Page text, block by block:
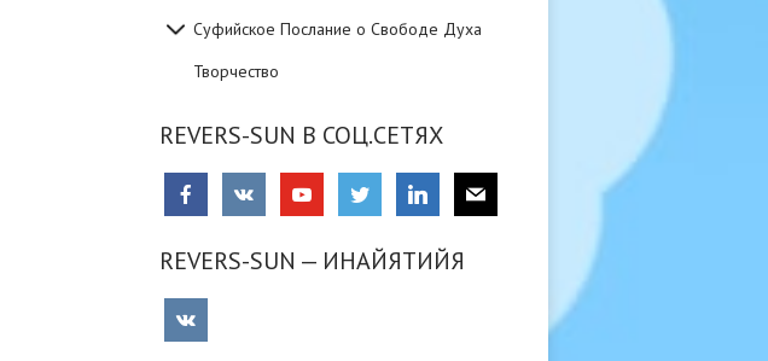
Суфийское Послание о Свободе Духа
Творчество
REVERS-SUN В СОЦ.СЕТЯХ
REVERS-SUN — ИНАЙЯТИЙЯ